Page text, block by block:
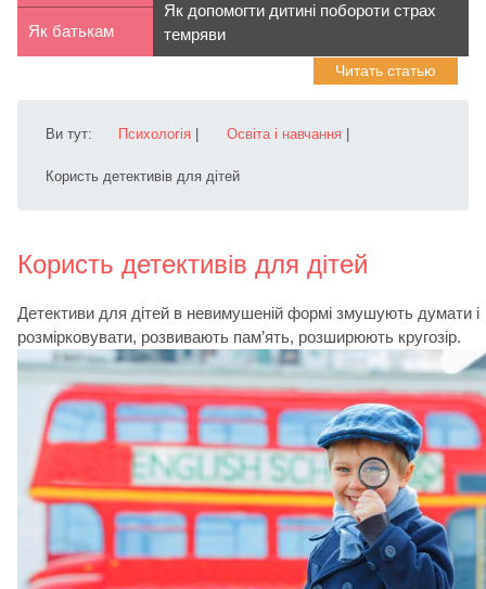
своїми...
заняття в
Як батькам
дитині под...
Як допомогти дитині побороти страх
темряви
Читать статью
Ви тут: Психологія Освіта і навчання
Користь детективів для дітей
Користь детективів для дітей
Детективи для дітей в невимушеній формі змушують думати і
розмірковувати, розвивають пам’ять, розширюють кругозір.